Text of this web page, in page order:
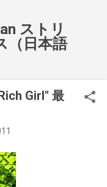
ストリ
（日本語
Girl" 最